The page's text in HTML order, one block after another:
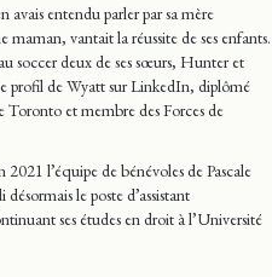
avais entendu parler par sa mère
vantait la réussite de ses enfants.
soccer deux de ses sœurs, Hunter et
profil de Wyatt sur LinkedIn, diplômé
et membre des Forces de
l’équipe de bénévoles de Pascale
le poste d’assistant
ses études en droit à l’Université